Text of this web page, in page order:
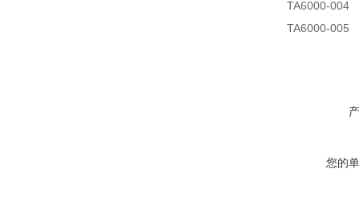
TA6000-004
TA6000-005
您的